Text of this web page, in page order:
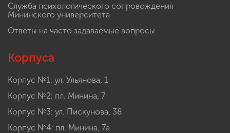
Служба психологического сопровождения
Мининского университета
Ответы на часто задаваемые вопросы
Корпуса
Корпус №1: ул. Ульянова, 1
Корпус №2: пл. Минина, 7
Корпус №3: ул. Пискунова, 38
Корпус №4: пл. Минина, 7а